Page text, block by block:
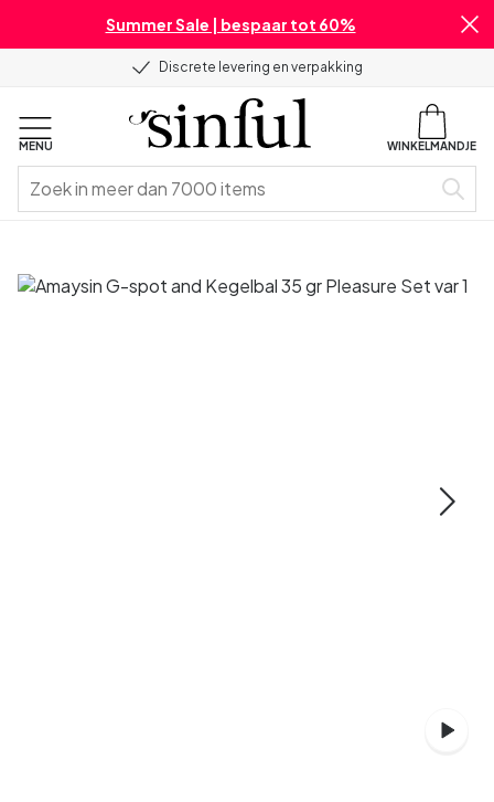
Summer Sale | bespaar tot 60%
Discrete levering en verpakking
MENU WINKELMANDJE